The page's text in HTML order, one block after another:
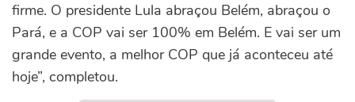
firme. O presidente Lula abraçou Belém, abraçou o
Pará, e a COP vai ser 100% em Belém. E vai ser um
grande evento, a melhor COP que já aconteceu até
hoje”, completou.